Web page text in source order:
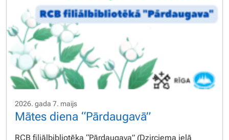
2026. gada 7. maijs
Mātes diena “Pārdaugavā”
RCB filiālbibliotēka “Pārdaugava” (Dzirciema ielā